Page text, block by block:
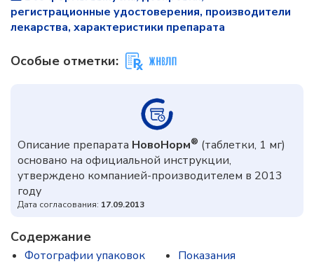
регистрационные удостоверения, производители
лекарства, характеристики препарата
Особые отметки:
Описание препарата НовоНорм® (таблетки, 1 мг)
основано на официальной инструкции,
утверждено компанией-производителем в 2013
году
Дата согласования: 17.09.2013
Содержание
Фотографии упаковок
Показания